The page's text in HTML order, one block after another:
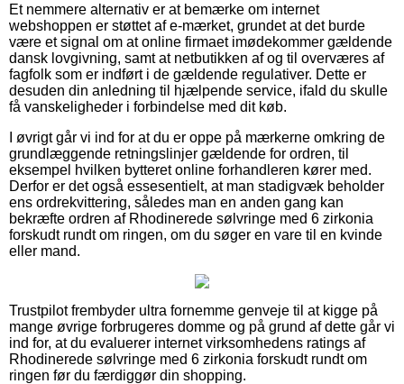
Et nemmere alternativ er at bemærke om internet
webshoppen er støttet af e-mærket, grundet at det burde
være et signal om at online firmaet imødekommer gældende
dansk lovgivning, samt at netbutikken af og til overværes af
fagfolk som er indført i de gældende regulativer. Dette er
desuden din anledning til hjælpende service, ifald du skulle
få vanskeligheder i forbindelse med dit køb.
I øvrigt går vi ind for at du er oppe på mærkerne omkring de
grundlæggende retningslinjer gældende for ordren, til
eksempel hvilken bytteret online forhandleren kører med.
Derfor er det også essesentielt, at man stadigvæk beholder
ens ordrekvittering, således man en anden gang kan
bekræfte ordren af Rhodinerede sølvringe med 6 zirkonia
forskudt rundt om ringen, om du søger en vare til en kvinde
eller mand.
Trustpilot frembyder ultra fornemme genveje til at kigge på
mange øvrige forbrugeres domme og på grund af dette går vi
ind for, at du evaluerer internet virksomhedens ratings af
Rhodinerede sølvringe med 6 zirkonia forskudt rundt om
ringen før du færdiggør din shopping.